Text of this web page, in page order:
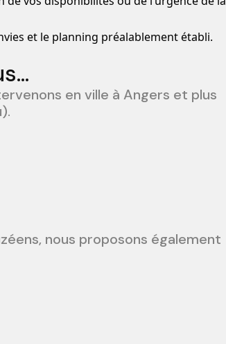
et le planning préalablement établi.
en ville à Angers et plus
nous proposons également